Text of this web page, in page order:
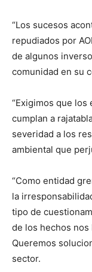
“Los sucesos
repudiados por
de algunos
comunidad en su
“Exigimos que los
cumplan a
severidad a los
ambiental que
“Como entidad
la
tipo de
de los hechos nos
Queremos
sector.